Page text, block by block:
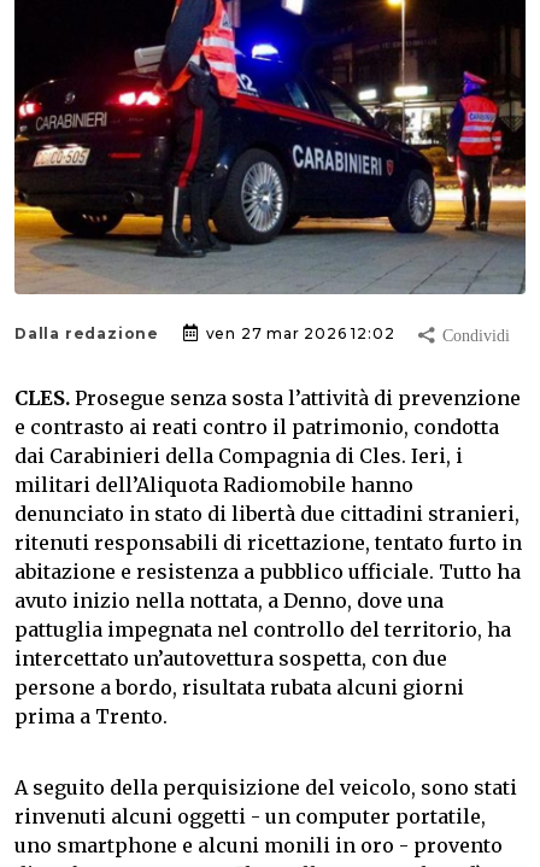
Dalla redazione ven 27 mar 2026 12:02
CLES. Prosegue senza sosta l’attività di prevenzione
e contrasto ai reati contro il patrimonio, condotta
dai Carabinieri della Compagnia di Cles. Ieri, i
militari dell’Aliquota Radiomobile hanno
denunciato in stato di libertà due cittadini stranieri,
ritenuti responsabili di ricettazione, tentato furto in
abitazione e resistenza a pubblico ufficiale. Tutto ha
avuto inizio nella nottata, a Denno, dove una
pattuglia impegnata nel controllo del territorio, ha
intercettato un’autovettura sospetta, con due
persone a bordo, risultata rubata alcuni giorni
prima a Trento.
A seguito della perquisizione del veicolo, sono stati
rinvenuti alcuni oggetti - un computer portatile,
uno smartphone e alcuni monili in oro - provento